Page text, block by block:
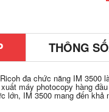
THÔNG
đa chức năng IM 3500
máy photocopy hàng
lớn, IM 3500 mang đến